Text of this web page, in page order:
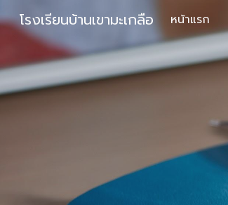
โรงเรียนบ้านเขามะเกลือ หน้าแรก